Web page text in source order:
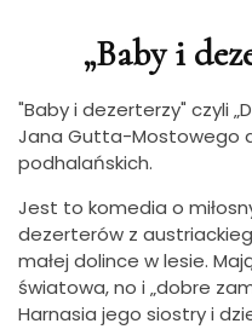
„Baby i
"Baby i dezerterzy" czyli
Jana Gutta-Mostowego
podhalańskich.
Jest to komedia o
dezerterów z
małej dolince w lesie.
światowa, no i „dobre
Harnasia jego siostry i